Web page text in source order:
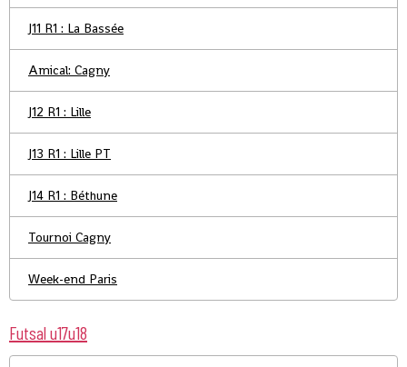
J11 R1 : La Bassée
Amical: Cagny
J12 R1 : Lille
J13 R1 : Lille PT
J14 R1 : Béthune
Tournoi Cagny
Week-end Paris
Futsal u17u18